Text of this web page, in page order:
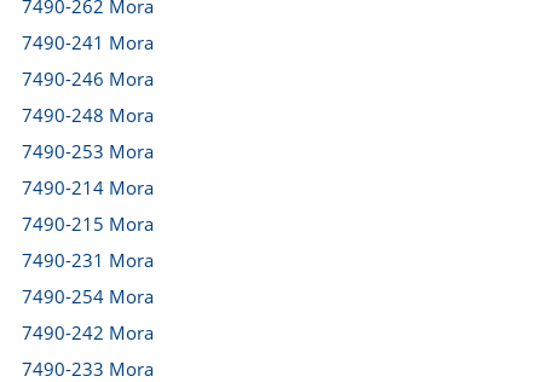
7490-262 Mora
7490-241 Mora
7490-246 Mora
7490-248 Mora
7490-253 Mora
7490-214 Mora
7490-215 Mora
7490-231 Mora
7490-254 Mora
7490-242 Mora
7490-233 Mora